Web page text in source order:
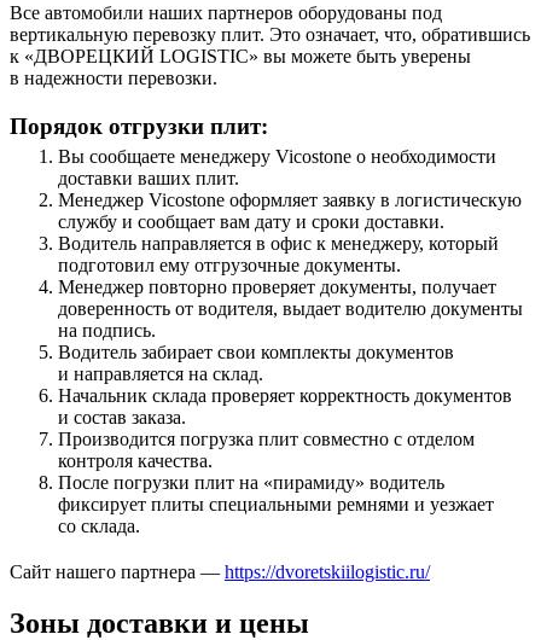
Все автомобили наших партнеров оборудованы под
вертикальную перевозку плит. Это означает, что, обратившись
к «ДВОРЕЦКИЙ LOGISTIC» вы можете быть уверены
в надежности перевозки.
Порядок отгрузки плит:
Вы сообщаете менеджеру Vicostone о необходимости
доставки ваших плит.
Менеджер Vicostone оформляет заявку в логистическую
службу и сообщает вам дату и сроки доставки.
Водитель направляется в офис к менеджеру, который
подготовил ему отгрузочные документы.
Менеджер повторно проверяет документы, получает
доверенность от водителя, выдает водителю документы
на подпись.
Водитель забирает свои комплекты документов
и направляется на склад.
Начальник склада проверяет корректность документов
и состав заказа.
Производится погрузка плит совместно с отделом
контроля качества.
После погрузки плит на «пирамиду» водитель
фиксирует плиты специальными ремнями и уезжает
со склада.
Сайт нашего партнера — https://dvoretskiilogistic.ru/
Зоны доставки и цены